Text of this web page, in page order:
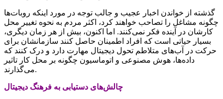
گذشته از خواندن اخبار عجیب و جالب توجه در مورد اینکه روبات‌‌ها
چگونه مشاغل را تصاحب خواهند کرد، اکثر مردم به نحوه تغییر محل
کارشان در آینده فکر نمی‌‌کنند. اما اکنون، بیش از هر زمان دیگری،
بسیار حیاتی است که افراد اطمینان حاصل کنند سازمانشان برای
حرکت در آب‌‌های متلاطم تحول دیجیتال مهارت دارد و درک کنند که
داده‌‌ها، هوش مصنوعی و اتوماسیون چگونه بر محل کار تاثیر
می‌‌گذارند.
چالش‌‌های دستیابی به فرهنگ دیجیتال